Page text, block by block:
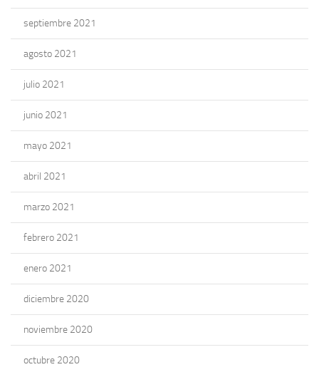
septiembre 2021
agosto 2021
julio 2021
junio 2021
mayo 2021
abril 2021
marzo 2021
febrero 2021
enero 2021
diciembre 2020
noviembre 2020
octubre 2020